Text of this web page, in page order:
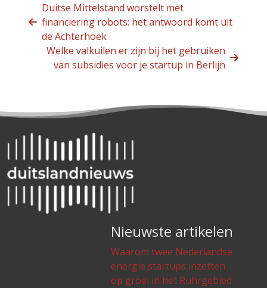
Duitse Mittelstand worstelt met
financiering robots: het antwoord komt uit
de Achterhoek
Welke valkuilen er zijn bij het gebruiken
van subsidies voor je startup in Berlijn
Nieuwste artikelen
Waarom twee Nederlandse
energie startups inzetten
op groei in het Ruhrgebied